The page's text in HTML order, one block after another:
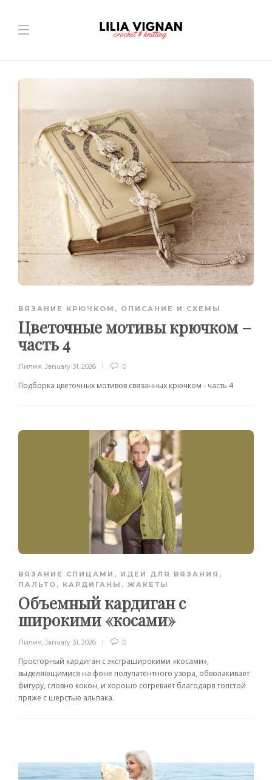
ВЯЗАНИЕ КРЮЧКОМ , ОПИСАНИЕ И СХЕМЫ
Цветочные мотивы крючком –
часть 4
Лилия, January 31, 2026 0
Подборка цветочных мотивов связанных крючком - часть 4
ВЯЗАНИЕ СПИЦАМИ , ИДЕИ ДЛЯ ВЯЗАНИЯ ,
ПАЛЬТО, КАРДИГАНЫ, ЖАКЕТЫ
Объемный кардиган с
широкими «косами»
Лилия January 31, 2026 0
Просторный кардиган с экстраширокими «косами»,
выделяющимися на фоне полупатентного узора, обволакивает
фигуру, словно кокон, и хорошо согревает благодаря толстой
пряже с шерстью альпака.